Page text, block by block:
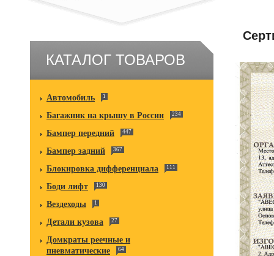
КАТАЛОГ ТОВАРОВ
Автомобиль 1
Багажник на крышу в России 234
Бампер передний 447
Бампер задний 367
Блокировка дифференциала 111
Боди лифт 130
Вездеходы 1
Детали кузова 27
Домкраты реечные и
пневматические
64